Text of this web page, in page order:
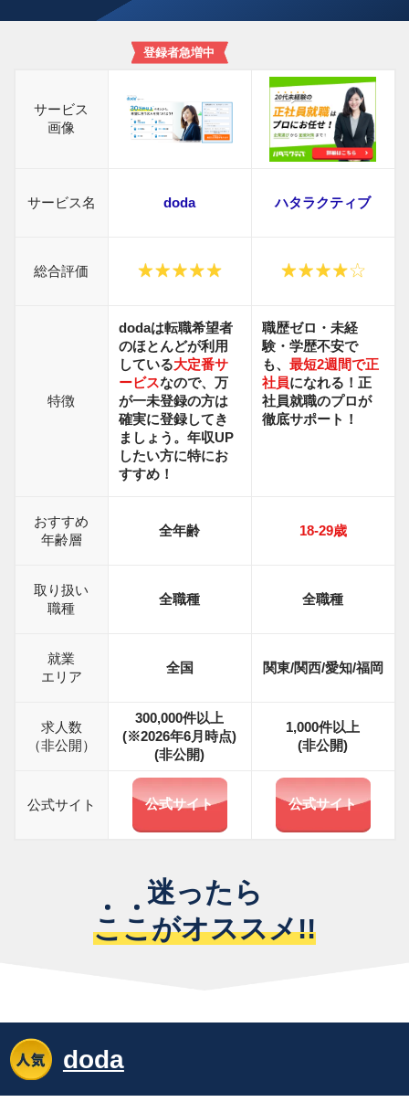
サービス
画像
登録者急増中
サービス名 doda ハタラクティブ
総合評価
特徴
dodaは転職希望者
のほとんどが利用
している大定番サ
ービスなので、万
が一未登録の方は
確実に登録してき
ましょう。年収UP
したい方に特にお
すすめ！
職歴ゼロ・未経
験・学歴不安で
も、最短2週間で正
社員になれる！正
社員就職のプロが
徹底サポート！
おすすめ
年齢層
全年齢 18-29歳
取り扱い
職種
全職種 全職種
就業
エリア
全国 関東/関西/愛知/福岡
求人数
（非公開）
300,000件以上
(※2026年6月時点)
(非公開)
1,000件以上
(非公開)
公式サイト 公式サイト 公式サイト
迷ったら
ここがオススメ!!
doda